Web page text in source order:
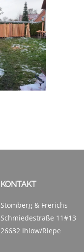
KONTAKT
Stomberg & Frerichs
Schmiedestraße 11#13
26632 Ihlow/Riepe